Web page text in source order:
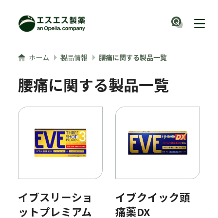
ナビ
ホーム 製品情報 腰痛に関する製品一覧
腰痛に関する製品一覧
イブスリーショ
ットプレミアム
イブクイック頭
痛薬DX